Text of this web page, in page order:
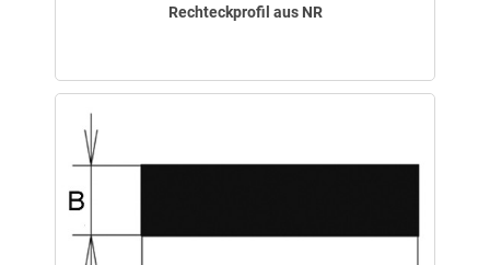
Rechteckprofil aus NR